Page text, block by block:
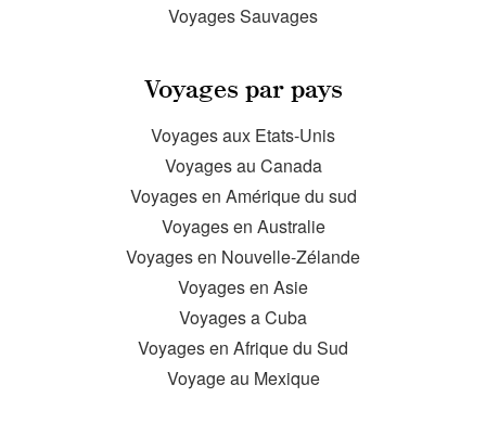
Voyages Sauvages
Voyages par pays
Voyages aux Etats-Unis
Voyages au Canada
Voyages en Amérique du sud
Voyages en Australie
Voyages en Nouvelle-Zélande
Voyages en Asie
Voyages a Cuba
Voyages en Afrique du Sud
Voyage au Mexique